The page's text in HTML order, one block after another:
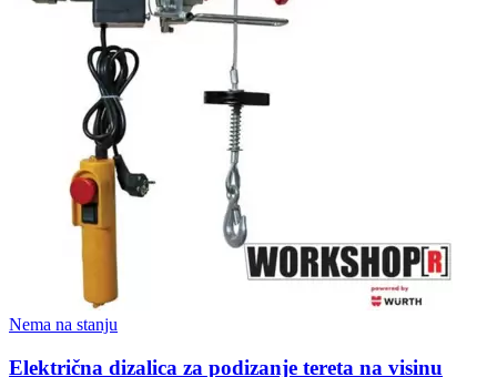
Nema na stanju
Električna dizalica za podizanje tereta na visinu